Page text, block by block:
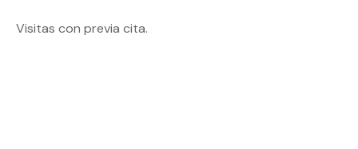
Visitas con previa cita.